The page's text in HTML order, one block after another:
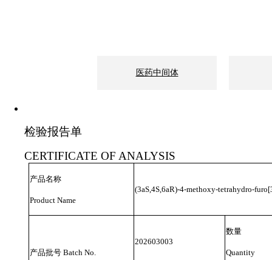
检验报告单
CERTIFICATE OF ANALYSIS
产品名称
Product Name
(3aS,4S,6aR)-4-methoxy-tetrahydro-
产品批号Batch No.
202603003
数量
Quantity
医药中间体